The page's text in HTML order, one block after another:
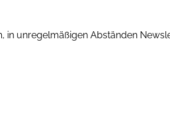
in unregelmäßigen Abständen